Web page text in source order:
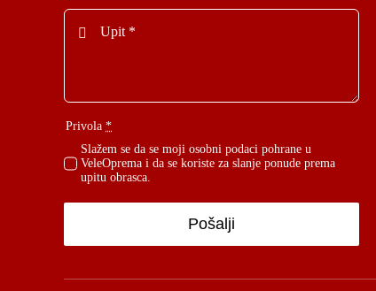
Privola *
Slažem se da se moji osobni podaci pohrane u
VeleOprema i da se koriste za slanje ponude prema
upitu obrasca.
Pošalji